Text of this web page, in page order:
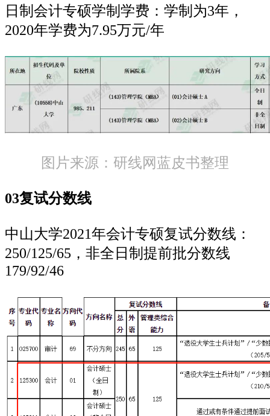
日制会计专硕学制学费：学制为3年，
2020年学费为7.95万元/年
图片来源：研线网蓝皮书整理
03复试分数线
中山大学2021年会计专硕复试分数线：
250/125/65，非全日制提前批分数线
179/92/46